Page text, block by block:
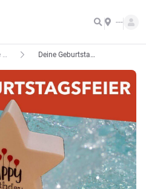
---
Deine Geburtstagsfeier Deine Geburtstagsfeier